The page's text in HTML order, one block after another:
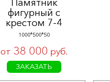
фигурный с
крестом 7-4
1000*500*50
от 38 000 руб.
ЗАКАЗАТЬ